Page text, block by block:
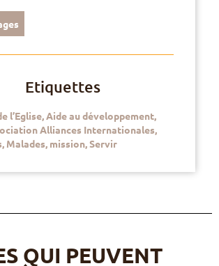
Etiquettes
l’Eglise,Aide au développement,
Alliances Internationales,
, Malades, mission,Servir
QUI PEUVENT